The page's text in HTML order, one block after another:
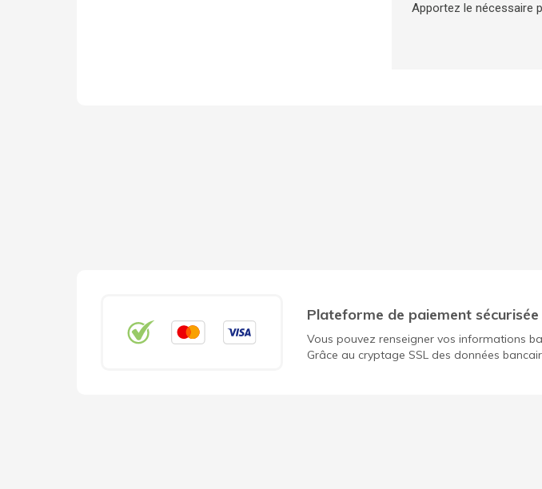
Apportez le nécessaire
Plateforme de paiement sécurisée
Vous pouvez renseigner vos informations
Grâce au cryptage SSL des données